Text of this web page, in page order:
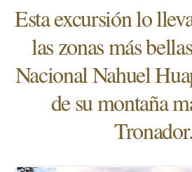
Esta excursión lo
las zonas más
Nacional Nahuel
de su montaña
Tronador.